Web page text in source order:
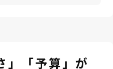
」「予算」が